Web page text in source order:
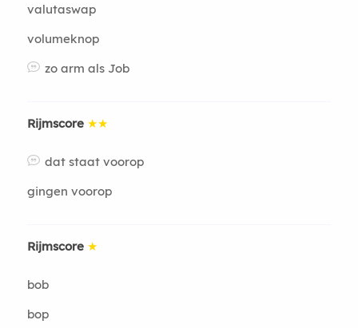
valutaswap
volumeknop
zo arm als Job
Rijmscore ★★
dat staat voorop
gingen voorop
Rijmscore ★
bob
bop